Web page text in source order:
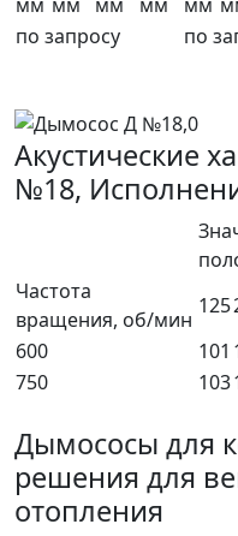
по запросу
по
Акустические
№18,
Частота
вращения, об/мин
125
600
101
750
103
Дымососы для
решения для
отопления